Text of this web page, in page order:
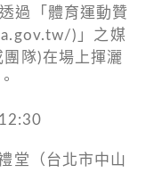
過「體育運動贊
)」之媒
隊)在場上揮灑
堂（台北市中山